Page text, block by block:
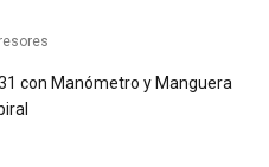
con Manómetro y Manguera